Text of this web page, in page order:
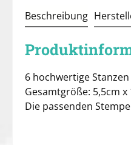
Beschreibung
6 hochwertige
Gesamtgröße: 5,5cm x
Die passenden